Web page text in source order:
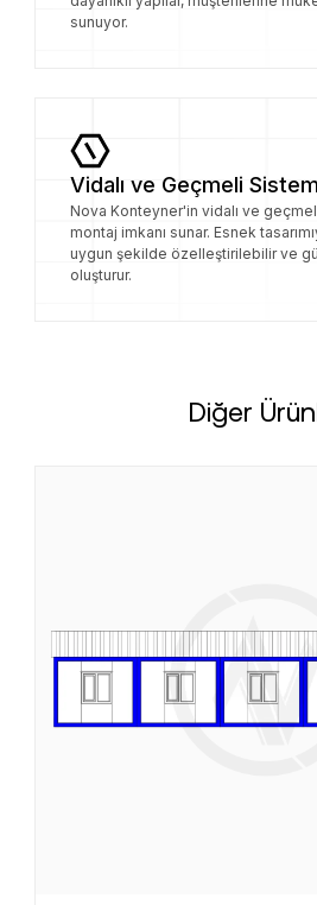
sunuyor.
Vidalı ve Geçmeli Sistem
Nova Konteyner'in vidalı ve
montaj imkanı sunar. Esnek
uygun şekilde özelleştirilebilir ve
oluşturur.
Diğer